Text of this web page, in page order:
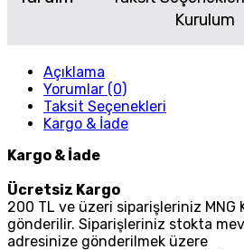
Kurulum
Açıklama
Yorumlar (0)
Taksit Seçenekleri
Kargo & İade
Kargo & İade
Ücretsiz Kargo
200 TL ve üzeri siparişleriniz MNG
gönderilir. Siparişleriniz stokta
adresinize gönderilmek üzere